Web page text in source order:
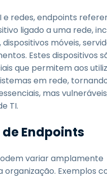
e redes, endpoints
ligado a uma rede,
móveis,
Estes dispositivos
que permitem aos
em rede,
mas
TI.
Endpoints
variar amplamente
organização. Exemplos